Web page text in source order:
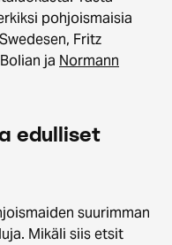
pohjoismaisia
Fritz
ja Normann
edulliset
suurimman
Mikäli siis etsit